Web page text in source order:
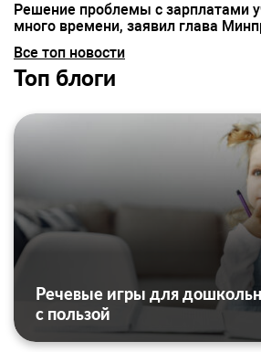
Решение проблемы с зарплатами
много времени, заявил глава
Все топ новости
Топ блоги
Речевые игры для
с пользой